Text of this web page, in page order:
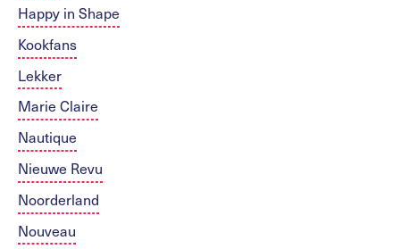
Happy in Shape
Kookfans
Lekker
Marie Claire
Nautique
Nieuwe Revu
Noorderland
Nouveau